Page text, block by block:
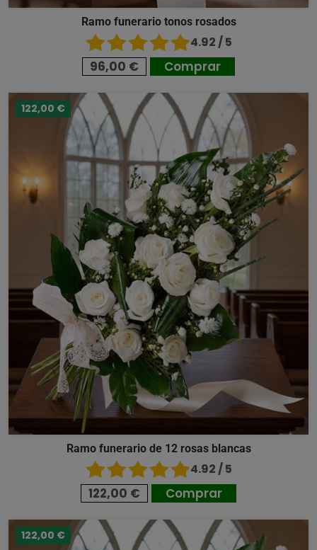
Ramo funerario tonos rosados
4.92 / 5
96,00 € Comprar
122,00 €
Ramo funerario de 12 rosas blancas
4.92 / 5
122,00 € Comprar
122,00 €